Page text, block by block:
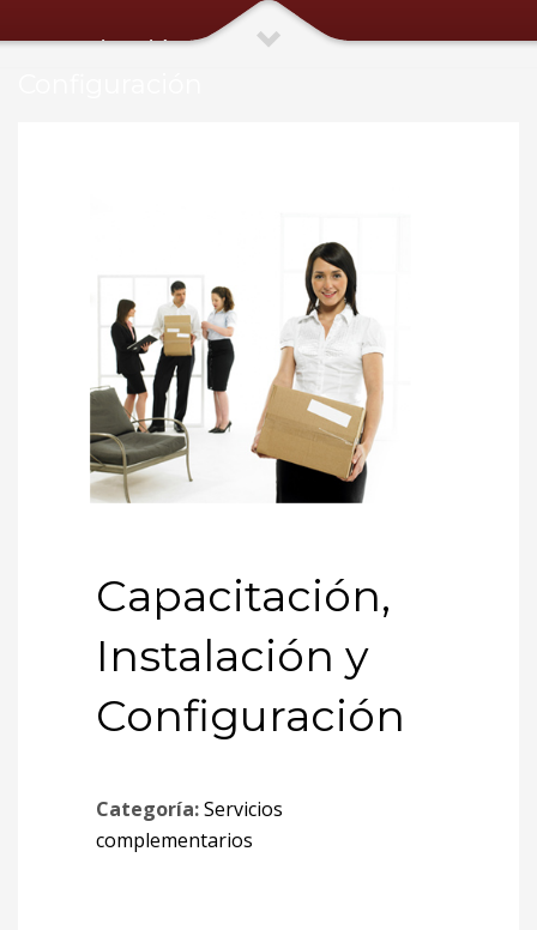
Capacitación, Instalación y
Capacitación,
Instalación y
Configuración
Categoría:Servicios
complementarios